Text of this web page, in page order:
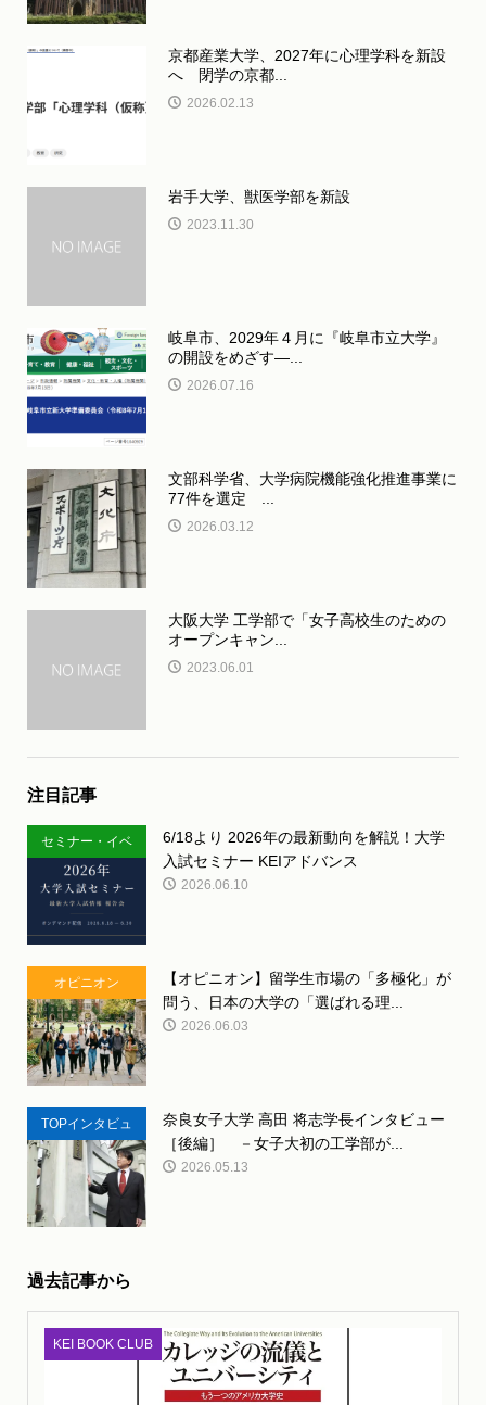
京都産業大学、2027年に心理学科を新設
へ 閉学の京都...
2026.02.13
岩手大学、獣医学部を新設
2023.11.30
岐阜市、2029年４月に『岐阜市立大学』
の開設をめざす―...
2026.07.16
文部科学省、大学病院機能強化推進事業に
77件を選定 ...
2026.03.12
大阪大学 工学部で「女子高校生のための
オープンキャン...
2023.06.01
注目記事
セミナー・イベ
ント
6/18より 2026年の最新動向を解説！大学
入試セミナー KEIアドバンス
2026.06.10
オピニオン
【オピニオン】留学生市場の「多極化」が
問う、日本の大学の「選ばれる理...
2026.06.03
TOPインタビュ
ー
奈良女子大学 高田 将志学長インタビュー
［後編］ －女子大初の工学部が...
2026.05.13
過去記事から
KEI BOOK CLUB